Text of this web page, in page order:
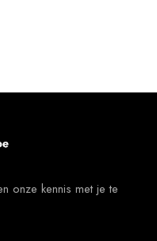
onze kennis met je te